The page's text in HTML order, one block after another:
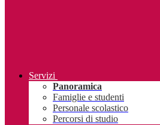
Servizi
Panoramica
Famiglie e studenti
Personale scolastico
Percorsi di studio